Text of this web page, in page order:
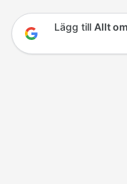
Lägg till Allt